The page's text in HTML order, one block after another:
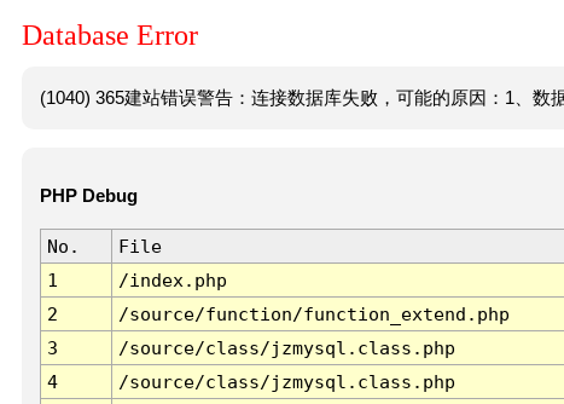
Database Error
(1040) 365建站错误警告：连接数据库失败，可能的原因：1、数
PHP Debug
No. File
1
/index.php
2
/source/function/function_extend.php
3
/source/class/jzmysql.class.php
4
/source/class/jzmysql.class.php